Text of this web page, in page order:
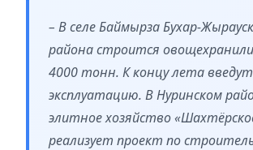
– В селе Баймырза Бухар-
района строится
4000 тонн. К концу лета
эксплуатацию. В Нуринском
элитное хозяйство
реализует проект по